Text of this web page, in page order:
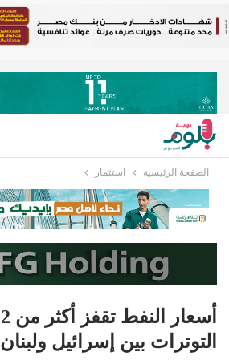
الصفحة الرئيسية استثمار
التوترات بين إسرائيل ولبنان